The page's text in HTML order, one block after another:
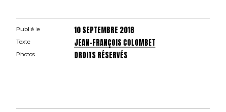
Publié le 10 SEPTEMBRE 2018
Texte JEAN-FRANÇOIS COLOMBET
Photos DROITS RÉSERVÉS